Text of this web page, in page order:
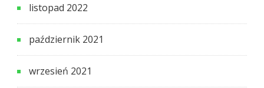
listopad 2022
październik 2021
wrzesień 2021